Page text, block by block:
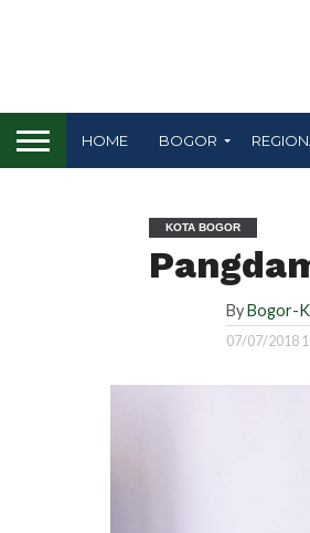
HOME BOGOR
KOTA BOGOR
ByBogor-
07/07/2018